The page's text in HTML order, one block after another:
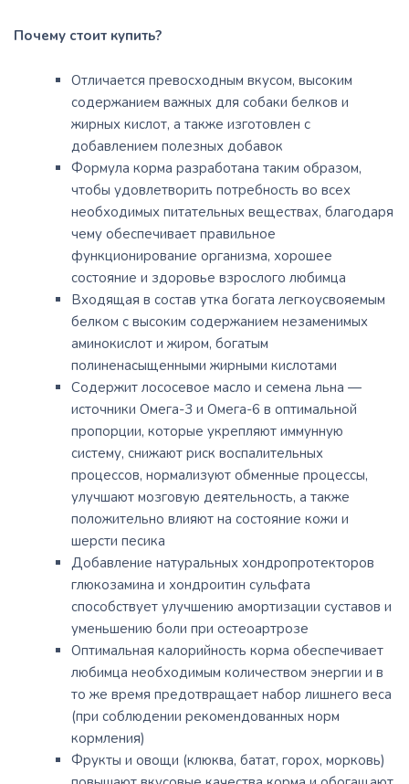
Почему стоит купить?
Отличается превосходным вкусом, высоким
содержанием важных для собаки белков и
жирных кислот, а также изготовлен с
добавлением полезных добавок
Формула корма разработана таким образом,
чтобы удовлетворить потребность во всех
необходимых питательных веществах, благодаря
чему обеспечивает правильное
функционирование организма, хорошее
состояние и здоровье взрослого любимца
Входящая в состав утка богата легкоусвояемым
белком с высоким содержанием незаменимых
аминокислот и жиром, богатым
полиненасыщенными жирными кислотами
Содержит лососевое масло и семена льна —
источники Омега-3 и Омега-6 в оптимальной
пропорции, которые укрепляют иммунную
систему, снижают риск воспалительных
процессов, нормализуют обменные процессы,
улучшают мозговую деятельность, а также
положительно влияют на состояние кожи и
шерсти песика
Добавление натуральных хондропротекторов
глюкозамина и хондроитин сульфата
способствует улучшению амортизации суставов и
уменьшению боли при остеоартрозе
Оптимальная калорийность корма обеспечивает
любимца необходимым количеством энергии и в
то же время предотвращает набор лишнего веса
(при соблюдении рекомендованных норм
кормления)
Фрукты и овощи (клюква, батат, горох, морковь)